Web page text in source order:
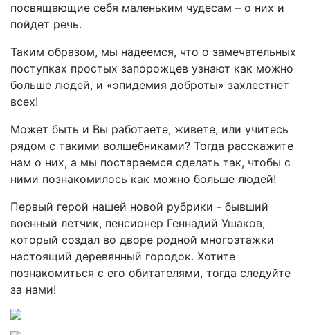
посвящающие себя маленьким чудесам – о них и
пойдет речь.
Таким образом, мы надеемся, что о замечательных
поступках простых запорожцев узнают как можно
больше людей, и «эпидемия доброты» захлестнет
всех!
Может быть и Вы работаете, живете, или учитесь
рядом с такими волшебниками? Тогда расскажите
нам о них, а мы постараемся сделать так, чтобы с
ними познакомилось как можно больше людей!
Первый герой нашей новой рубрики - бывший
военный летчик, пенсионер Геннадий Ушаков,
который создал во дворе родной многоэтажки
настоящий деревянный городок. Хотите
познакомиться с его обитателями, тогда следуйте
за нами!